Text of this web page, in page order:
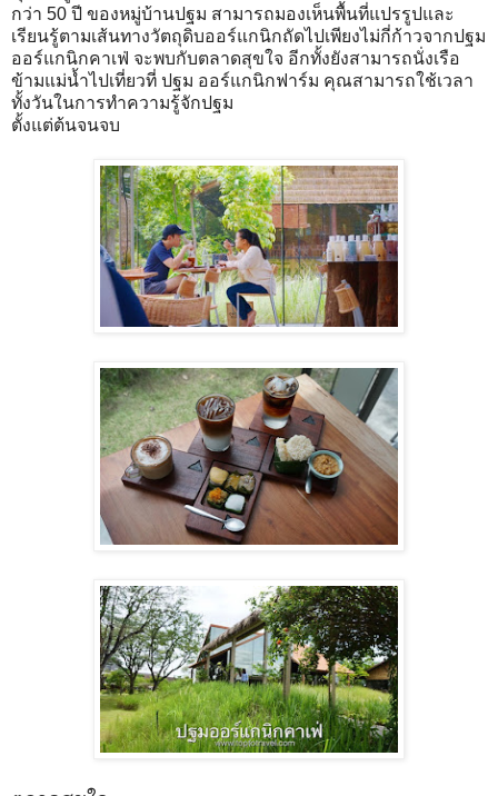
กว่า 50 ปี ของหมู่บ้านปฐม สามารถมองเห็นพื้นที่แปรรูปและ
เรียนรู้ตามเส้นทางวัตถุดิบออร์แกนิกถัดไปเพียงไม่กี่ก้าวจากปฐม
ออร์แกนิกคาเฟ่ จะพบกับตลาดสุขใจ อีกทั้งยังสามารถนั่งเรือ
ข้ามแม่น้ำไปเที่ยวที่ ปฐม ออร์แกนิกฟาร์ม คุณสามารถใช้เวลา
ทั้งวันในการทำความรู้จักปฐม
ตั้งแต่ต้นจนจบ